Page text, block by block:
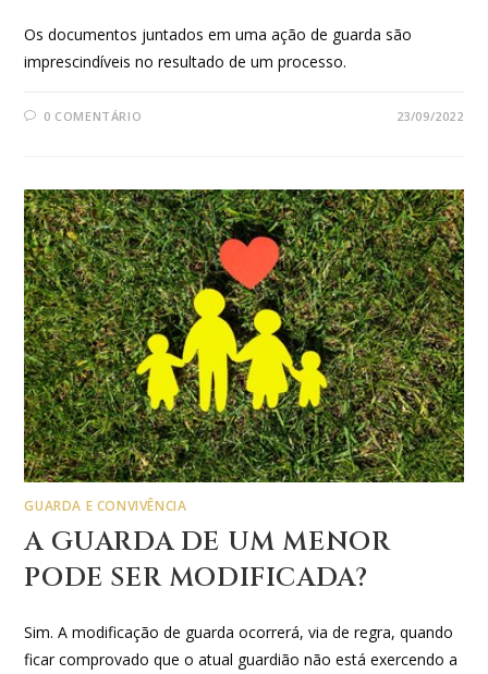
Os documentos juntados em uma ação de guarda são
imprescindíveis no resultado de um processo.
0 COMENTÁRIO 23/09/2022
GUARDA E CONVIVÊNCIA
A GUARDA DE UM MENOR
PODE SER MODIFICADA?
Sim. A modificação de guarda ocorrerá, via de regra, quando
ficar comprovado que o atual guardião não está exercendo a